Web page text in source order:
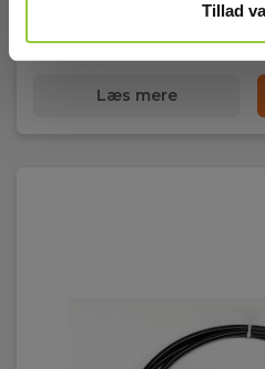
Tillad
1.645,00 DKK Excl. moms
Læs mere